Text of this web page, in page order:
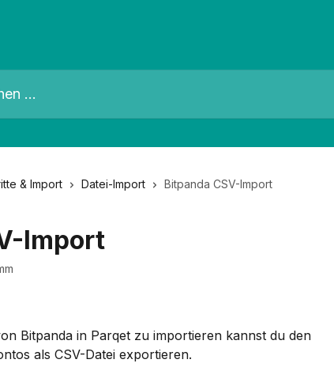
& Import Datei-Import Bitpanda CSV-Import
Import
Bitpanda in Parqet zu importieren kannst du den
als CSV-Datei exportieren.